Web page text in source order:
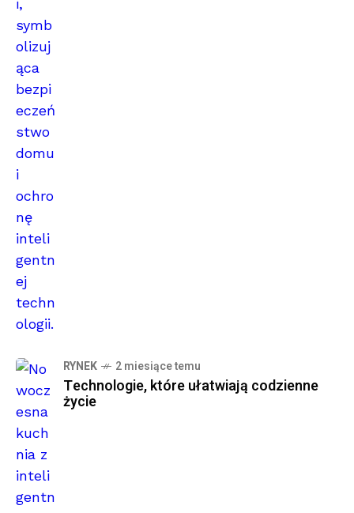
RYNEK 2 miesiące temu
Technologie, które ułatwiają codzienne
życie